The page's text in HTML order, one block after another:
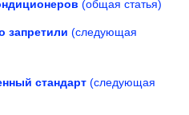
(общая статья)
запретили (следующая
стандарт (следующая